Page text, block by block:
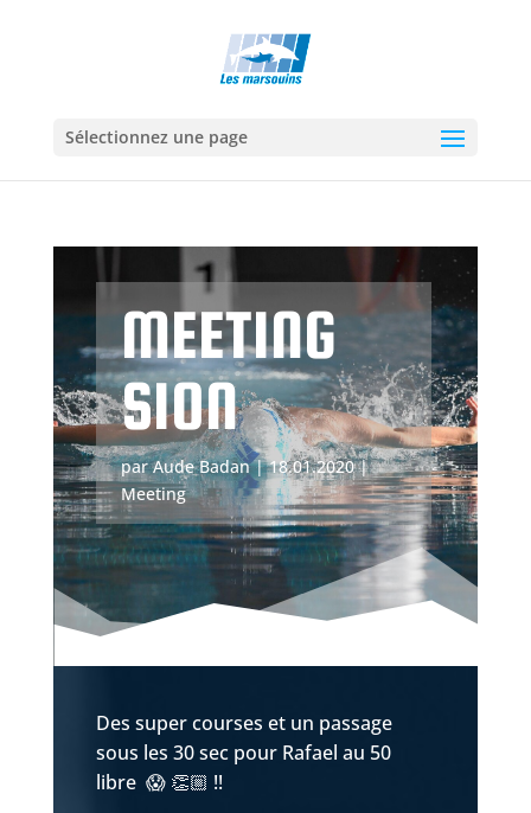
Sélectionnez une page
MEETING
SION
parAude Badan|18.01.2020|
Meeting
Des super courses et un passage
sous les 30 sec pour Rafael au 50
libre 😱 👏🏼 !!